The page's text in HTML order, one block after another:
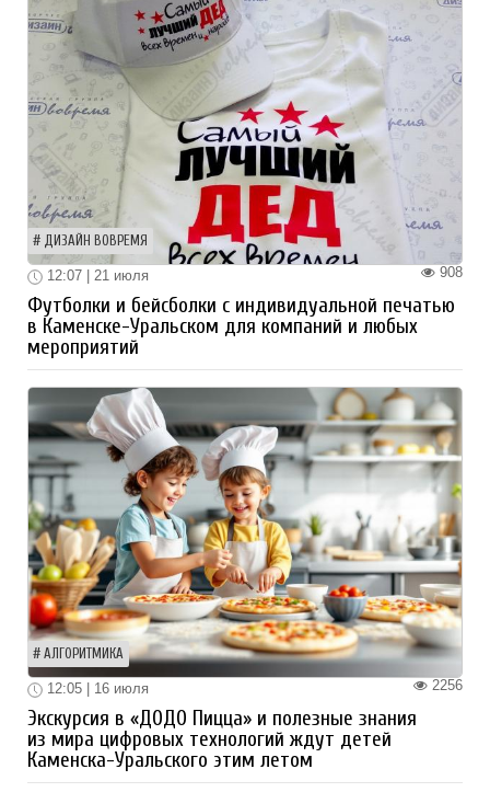
ДИЗАЙН ВОВРЕМЯ
908
12:07 | 21 июля
Футболки и бейсболки с индивидуальной печатью
в Каменске-Уральском для компаний и любых
мероприятий
АЛГОРИТМИКА
2256
12:05 | 16 июля
Экскурсия в «ДОДО Пицца» и полезные знания
из мира цифровых технологий ждут детей
Каменска-Уральского этим летом